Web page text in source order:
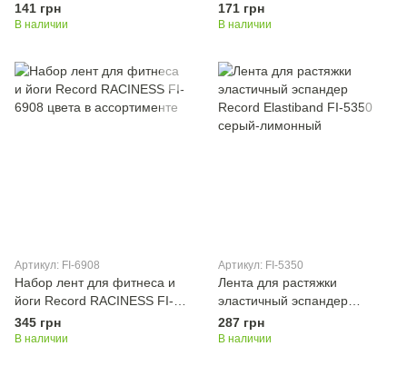
CUBE FRB-001-1 5 Синий
141 грн
В наличии
6256-1 5 Синий
171 грн
В наличии
Артикул: FI-6908
Набор лент для фитнеса и
йоги Record RACINESS FI-
6908 цвета в ассортименте
345 грн
В наличии
Артикул: FI-5350
Лента для растяжки
эластичный эспандер
Record Elastiband FI-5350
серый-лимонный
287 грн
В наличии